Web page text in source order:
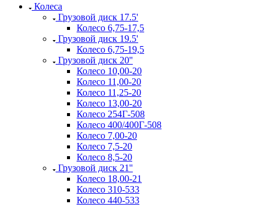
Колеса
Грузовой диск 17.5'
Колесо 6,75-17,5
Грузовой диск 19.5'
Колесо 6,75-19,5
Грузовой диск 20''
Колесо 10,00-20
Колесо 11,00-20
Колесо 11,25-20
Колесо 13,00-20
Колесо 254Г-508
Колесо 400/400Г-508
Колесо 7,00-20
Колесо 7,5-20
Колесо 8,5-20
Грузовой диск 21''
Колесо 18,00-21
Колесо 310-533
Колесо 440-533